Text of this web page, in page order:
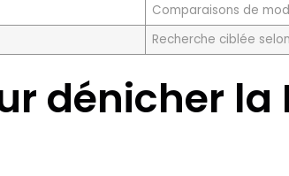
Comparaisons de
Recherche ciblée
dénicher la